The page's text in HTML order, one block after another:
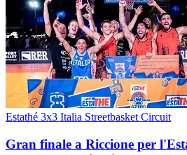
Estathé 3x3 Italia Streetbasket Circuit
Gran finale a Riccione per